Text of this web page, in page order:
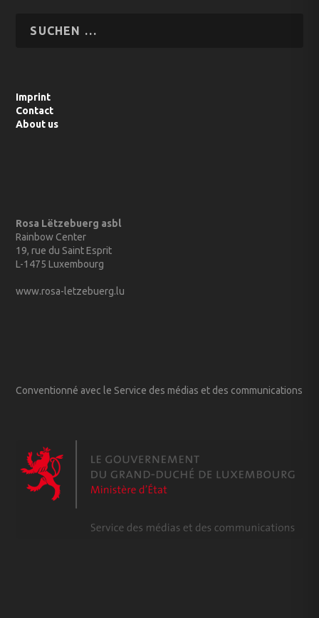
Imprint
Contact
About us
Rosa Lëtzebuerg asbl
Rainbow Center
19, rue du Saint Esprit
L-1475 Luxembourg
www.rosa-letzebuerg.lu
Conventionné avec le Service des médias et des communications